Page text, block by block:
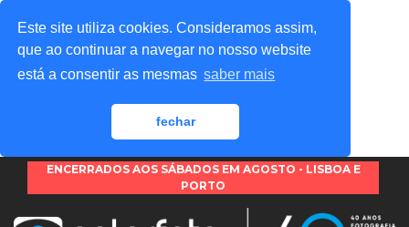
Este site utiliza cookies. Consideramos assim,
que ao continuar a navegar no nosso website
está a consentir as mesmas saber mais
fechar
ENCERRADOS AOS SÁBADOS EM AGOSTO - LISBOA E
PORTO